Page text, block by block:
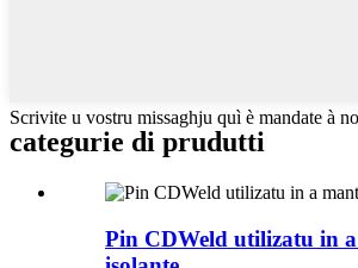
Scrivite u vostru missaghju quì è mandate à
categurie di prudutti
Pin CDWeld utilizatu in